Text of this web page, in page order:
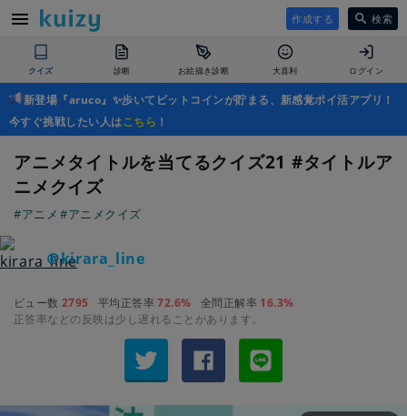
作成する 検索
クイズ 診断 お絵描き診断 大喜利 ログイン
新登場『aruco』✨歩いてビットコインが貯まる、新感覚ポイ活アプリ！
今すぐ挑戦したい人はこちら ！
アニメタイトルを当てるクイズ21 #タイトルア
ニメクイズ
#アニメ #アニメクイズ
＠kirara_line
ビュー数 2795 平均正答率72.6% 全問正解率 16.3%
正答率などの反映は少し遅れることがあります。